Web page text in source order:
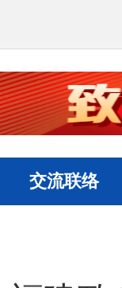
交流联络